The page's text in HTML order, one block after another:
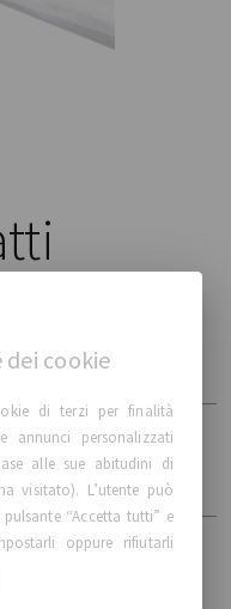
dei cookie
di terzi per finalità
annunci personalizzati
alle sue abitudini di
visitato). L’utente può
“Accetta tutti” e
oppure rifiutarli